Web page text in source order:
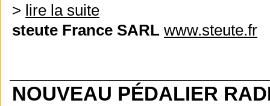
> lire la suite
steute France SARL www.steute.fr
NOUVEAU PÉDALIER